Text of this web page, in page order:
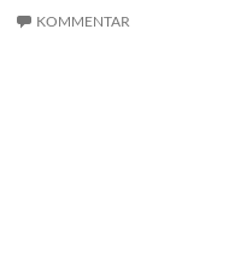
KOMMENTAR